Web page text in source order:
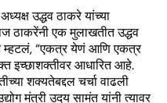
उद्धव ठाकरे यांच्या
ठाकरेंनी एक मुलाखतीत उद्धव
म्हटलं, “एकत्र येणं आणि एकत्र
इच्छाशक्तीवर आधारित आहे.
शक्यतेबद्दल चर्चा वाढली
मंत्री उदय सामंत यांनी त्यावर